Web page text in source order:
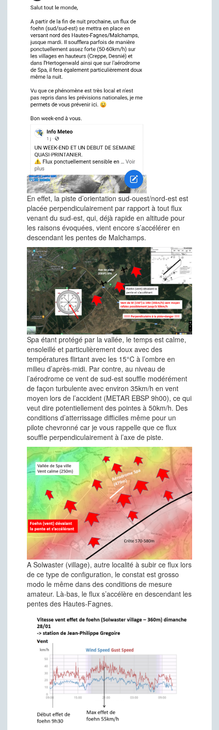
En effet, la piste d’orientation sud-ouest/nord-est est
placée perpendiculairement par rapport à tout flux
venant du sud-est, qui, déjà rapide en altitude pour
les raisons évoquées, vient encore s’accélérer en
descendant les pentes de Malchamps.
Spa étant protégé par la vallée, le temps est calme,
ensoleillé et particulièrement doux avec des
températures flirtant avec les 15°C à l’ombre en
milieu d’après-midi. Par contre, au niveau de
l’aérodrome ce vent de sud-est souffle modérément
de façon turbulente avec environ 35km/h en vent
moyen lors de l’accident (METAR EBSP 9h00), ce qui
veut dire potentiellement des pointes à 50km/h. Des
conditions d’atterrissage difficiles même pour un
pilote chevronné car je vous rappelle que ce flux
souffle perpendiculairement à l’axe de piste.
A Solwaster (village), autre localité à subir ce flux lors
de ce type de configuration, le constat est grosso
modo le même dans des conditions de mesure
amateur. Là-bas, le flux s’accélère en descendant les
pentes des Hautes-Fagnes.